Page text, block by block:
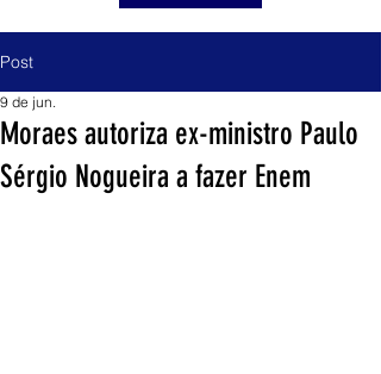
Post
Moraes autoriza ex-ministro Paulo
Sérgio Nogueira a fazer Enem
9 de jun.